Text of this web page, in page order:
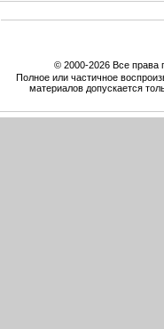
© 2000-2026 Все права
Полное или частичное
материалов допускается